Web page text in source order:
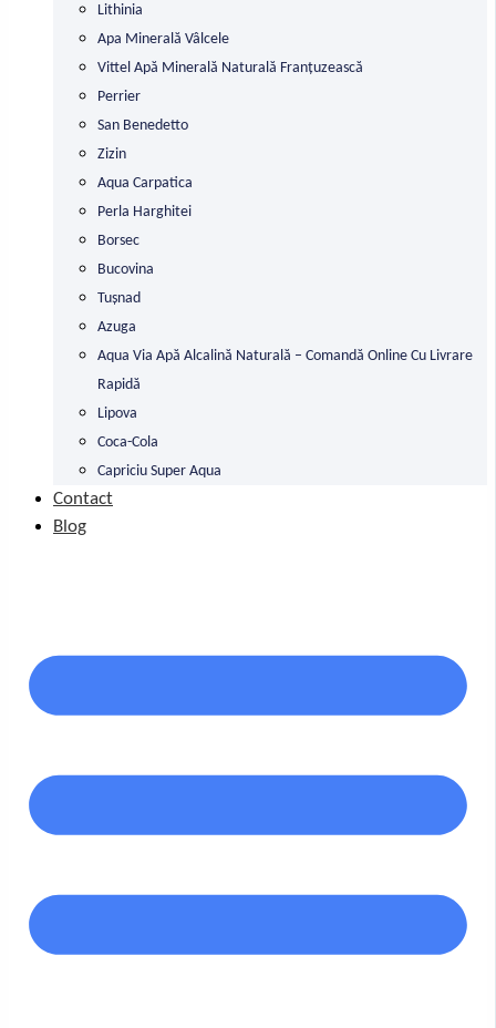
Lithinia
Apa Minerală Vâlcele
Vittel Apă Minerală Naturală Franțuzească
Perrier
San Benedetto
Zizin
Aqua Carpatica
Perla Harghitei
Borsec
Bucovina
Tușnad
Azuga
Aqua Via Apă Alcalină Naturală – Comandă Online Cu Livrare
Rapidă
Lipova
Coca-Cola
Capriciu Super Aqua
Contact
Blog